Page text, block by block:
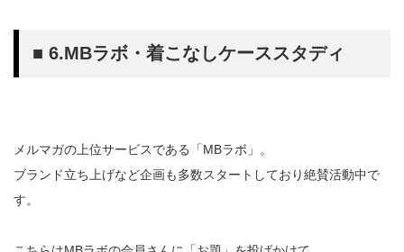
■ 6.MBラボ・着こなしケーススタディ
メルマガの上位サービスである「MBラボ」。
ブランド立ち上げなど企画も多数スタートしており絶賛活動中で
す。